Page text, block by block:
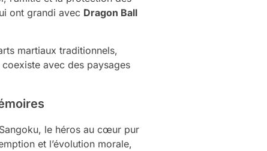
ont grandi avec Dragon Ball
martiaux traditionnels,
avec des paysages
le héros au cœur pur
et l’évolution morale,